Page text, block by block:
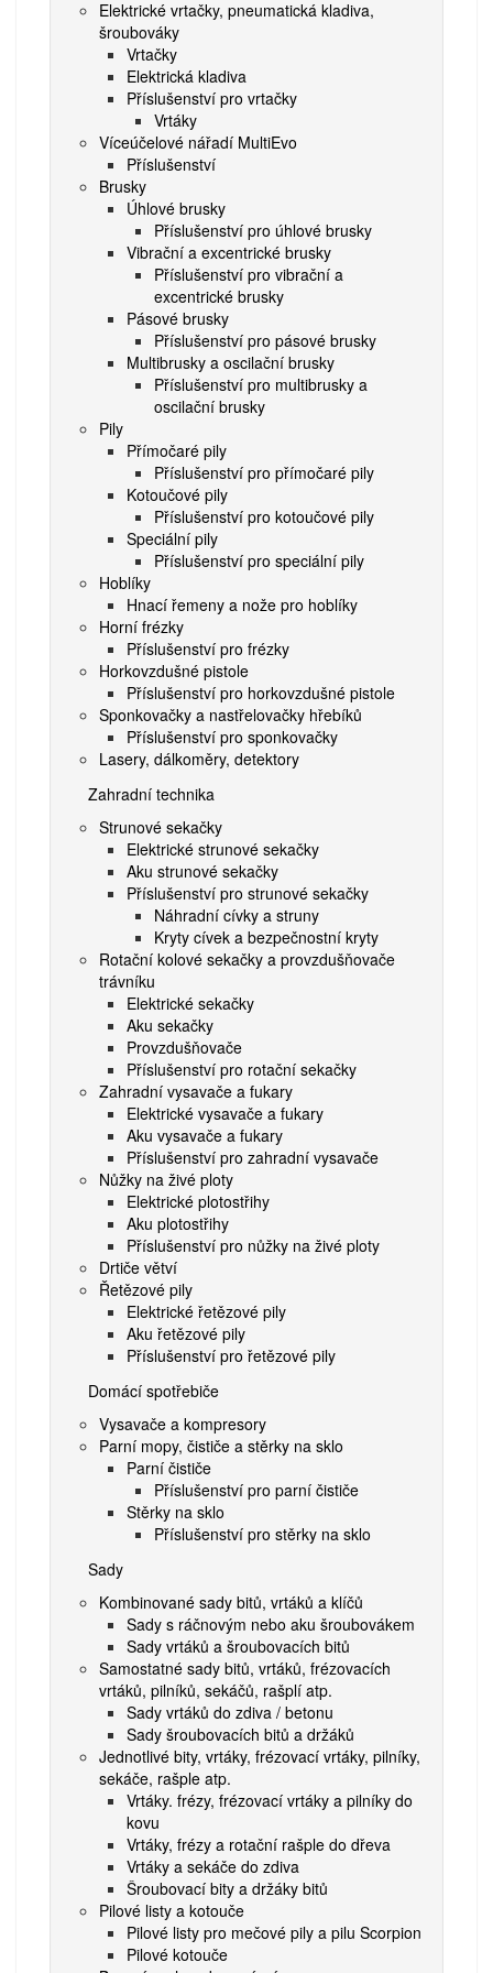
Elektrické vrtačky, pneumatická kladiva,
šroubováky
Vrtačky
Elektrická kladiva
Příslušenství pro vrtačky
Vrtáky
Víceúčelové nářadí MultiEvo
Příslušenství
Brusky
Úhlové brusky
Příslušenství pro úhlové brusky
Vibrační a excentrické brusky
Příslušenství pro vibrační a
excentrické brusky
Pásové brusky
Příslušenství pro pásové brusky
Multibrusky a oscilační brusky
Příslušenství pro multibrusky a
oscilační brusky
Pily
Přímočaré pily
Příslušenství pro přímočaré pily
Kotoučové pily
Příslušenství pro kotoučové pily
Speciální pily
Příslušenství pro speciální pily
Hoblíky
Hnací řemeny a nože pro hoblíky
Horní frézky
Příslušenství pro frézky
Horkovzdušné pistole
Příslušenství pro horkovzdušné pistole
Sponkovačky a nastřelovačky hřebíků
Příslušenství pro sponkovačky
Lasery, dálkoměry, detektory
Zahradní technika
Strunové sekačky
Elektrické strunové sekačky
Aku strunové sekačky
Příslušenství pro strunové sekačky
Náhradní cívky a struny
Kryty cívek a bezpečnostní kryty
Rotační kolové sekačky a provzdušňovače
trávníku
Elektrické sekačky
Aku sekačky
Provzdušňovače
Příslušenství pro rotační sekačky
Zahradní vysavače a fukary
Elektrické vysavače a fukary
Aku vysavače a fukary
Příslušenství pro zahradní vysavače
Nůžky na živé ploty
Elektrické plotostřihy
Aku plotostřihy
Příslušenství pro nůžky na živé ploty
Drtiče větví
Řetězové pily
Elektrické řetězové pily
Aku řetězové pily
Příslušenství pro řetězové pily
Domácí spotřebiče
Vysavače a kompresory
Parní mopy, čističe a stěrky na sklo
Parní čističe
Příslušenství pro parní čističe
Stěrky na sklo
Příslušenství pro stěrky na sklo
Sady
Kombinované sady bitů, vrtáků a klíčů
Sady s ráčnovým nebo aku šroubovákem
Sady vrtáků a šroubovacích bitů
Samostatné sady bitů, vrtáků, frézovacích
vrtáků, pilníků, sekáčů, rašplí atp.
Sady vrtáků do zdiva / betonu
Sady šroubovacích bitů a držáků
Jednotlivé bity, vrtáky, frézovací vrtáky, pilníky,
sekáče, rašple atp.
Vrtáky. frézy, frézovací vrtáky a pilníky do
kovu
Vrtáky, frézy a rotační rašple do dřeva
Vrtáky a sekáče do zdiva
Šroubovací bity a držáky bitů
Pilové listy a kotouče
Pilové listy pro mečové pily a pilu Scorpion
Pilové kotouče